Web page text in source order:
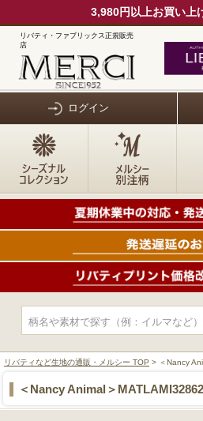
3,980円以上お買い上
リバティ・ファブリックス正規販売
店
ログイン
リバティなど生地の通販・メルシー TOP > ＜Nancy
＜Nancy Animal＞